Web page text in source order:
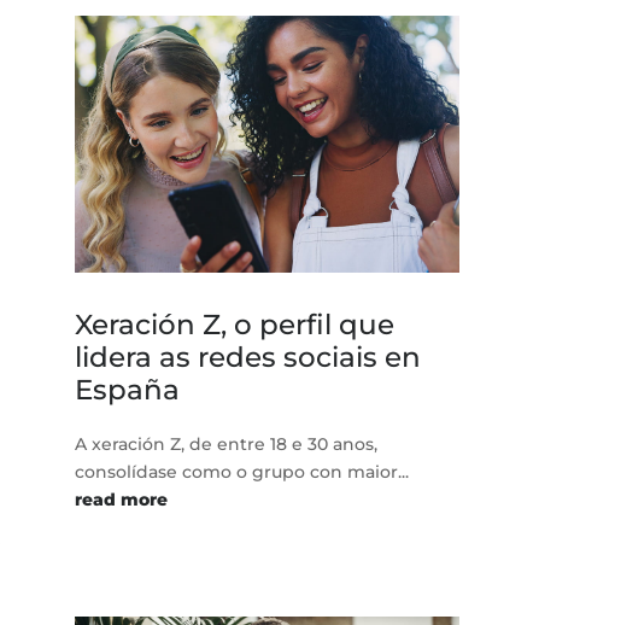
Xeración Z, o perfil que
lidera as redes sociais en
España
A xeración Z, de entre 18 e 30 anos,
consolídase como o grupo con maior...
read more